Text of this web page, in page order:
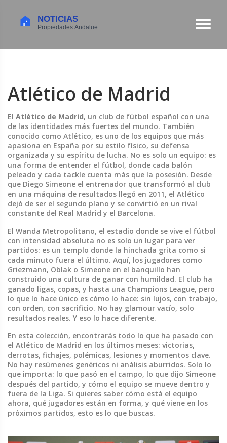
Atlético de Madrid
El Atlético de Madrid, un club de fútbol español con una
de las identidades más fuertes del mundo. También
conocido como Atlético, es uno de los equipos que más
apasiona en España por su estilo físico, su defensa
organizada y su espíritu de lucha. No es solo un equipo: es
una forma de entender el fútbol, donde cada balón
peleado y cada tackle cuenta más que la posesión. Desde
que Diego Simeone el entrenador que transformó al club
en una máquina de resultados llegó en 2011, el Atlético
dejó de ser el segundo plano y se convirtió en un rival
constante del Real Madrid y el Barcelona.
El Wanda Metropolitano, el estadio donde se vive el fútbol
con intensidad absoluta no es solo un lugar para ver
partidos: es un templo donde la hinchada grita como si
cada minuto fuera el último. Aquí, los jugadores como
Griezmann, Oblak o Simeone en el banquillo han
construido una cultura de ganar con humildad. El club ha
ganado ligas, copas, y hasta una Champions League, pero
lo que lo hace único es cómo lo hace: sin lujos, con trabajo,
con orden, con sacrificio. No hay glamour vacío, solo
resultados reales. Y eso lo hace diferente.
En esta colección, encontrarás todo lo que ha pasado con
el Atlético de Madrid en los últimos meses: victorias,
derrotas, fichajes, polémicas, lesiones y momentos clave.
No hay resúmenes genéricos ni análisis aburridos. Solo lo
que importa: lo que pasó en el campo, lo que dijo Simeone
después del partido, y cómo el equipo se mueve dentro y
fuera de la Liga. Si quieres saber cómo está el equipo
ahora, qué jugadores están en forma, y qué viene en los
próximos partidos, esto es lo que buscas.